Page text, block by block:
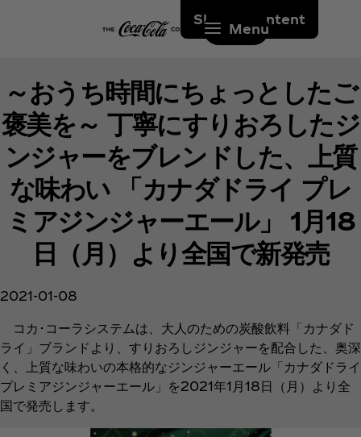
Skip to content
Menu
～おうち時間にちょっとしたご
褒美を～ 丁寧にすりおろしたジ
ンジャーをブレンドした、上質
な味わい 「カナダドライ プレ
ミアジンジャーエール」 1月18
日（月）より全国で新発売
2021-01-08
コカ･コーラシステムは、大人のための炭酸飲料「カナダド
ライ」ブランドより、すりおろしジンジャーを配合した、奥深
く、上質な味わいの本格的なジンジャーエール「カナダドライ
プレミアジンジャーエール」を2021年1月18日（月）より全
国で発売します。